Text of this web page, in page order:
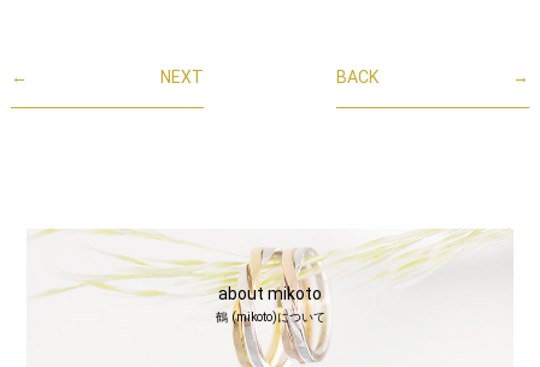
← NEXT →
BACK
about mikoto
鶴 (mikoto)について